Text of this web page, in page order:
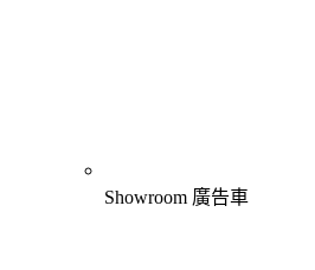
Showroom 廣告車